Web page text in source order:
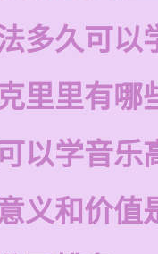
多久可以
里里有哪
以学音乐
义和价值